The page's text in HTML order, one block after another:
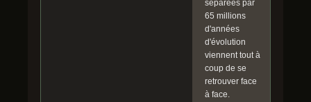
séparées par
65 millions
d'années
d'évolution
viennent tout à
coup de se
retrouver face
à face.